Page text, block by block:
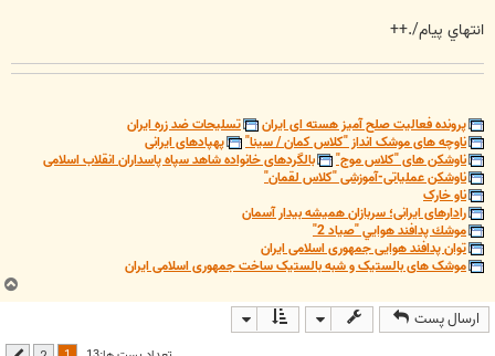
انتهاي پيام/.++
پرونده فعالیت صلح آمیز هسته ای ایران
تسلیحات ضد زره ایران
ناوچه های موشک انداز "کلاس کمان / سینا"
پهپادهای ایرانی
ناوشکن های "کلاس موج"
بالگردهای خانواده شاهد سپاه پاسداران انقلاب اسلامی
ناوشکن عملیاتی-آموزشی "کلاس لقمان"
ناو خارک
رادارهای ایرانی؛ سربازان همیشه بیدار آسمان
موشك پدافند هوايي "صياد 2"
توان پدافند هوایی جمهوری اسلامی ایران
موشک های بالستیک و شبه بالستیک ساخت جمهوری اسلامی ایران
ب
ا
ارسال پست